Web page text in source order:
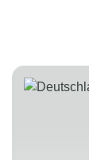
Adults
Gäste,
Family